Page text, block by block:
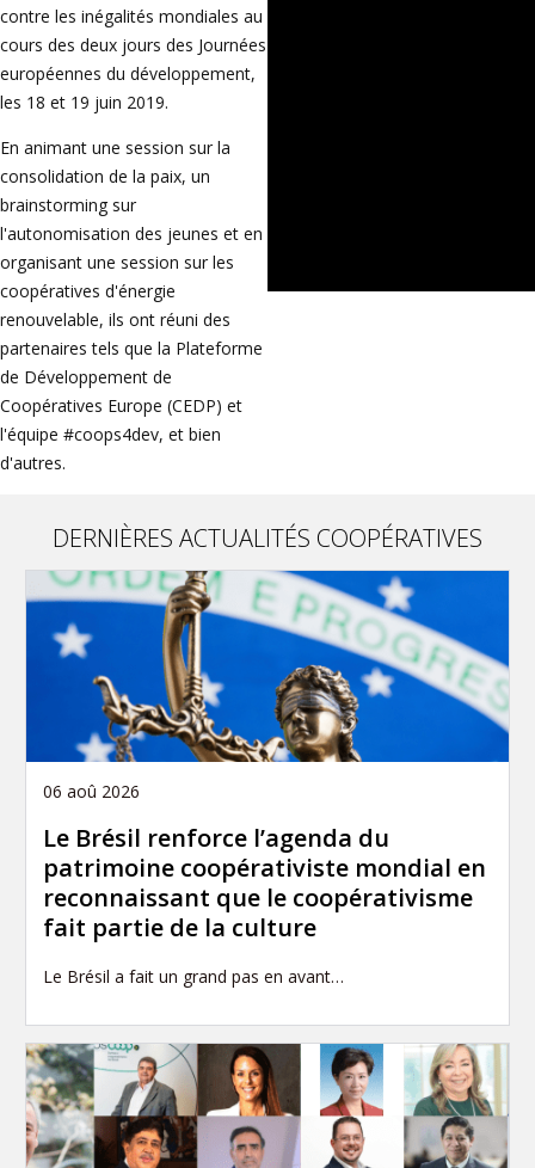
contre les inégalités mondiales au
cours des deux jours des Journées
européennes du développement,
les 18 et 19 juin 2019.
En animant une session sur la
consolidation de la paix, un
brainstorming sur
l'autonomisation des jeunes et en
organisant une session sur les
coopératives d'énergie
renouvelable, ils ont réuni des
partenaires tels que la Plateforme
de Développement de
Coopératives Europe (CEDP) et
l'équipe #coops4dev, et bien
d'autres.
DERNIÈRES ACTUALITÉS COOPÉRATIVES
06 aoû 2026
Le Brésil renforce l’agenda du
patrimoine coopérativiste mondial en
reconnaissant que le coopérativisme
fait partie de la culture
Le Brésil a fait un grand pas en avant…